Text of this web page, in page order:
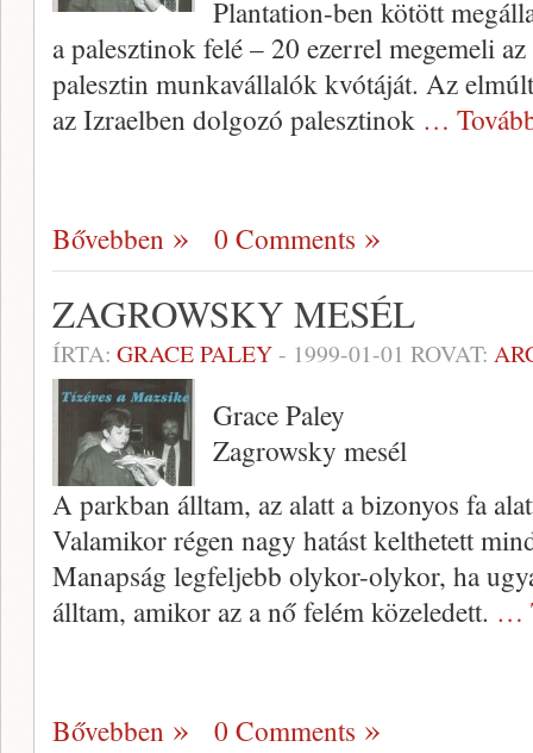
Plantation-ben kö­tött
a palesztinok felé – 20 ezerrel megemeli
palesztin munkavállalók kvótáját. Az
az Izraelben dolgozó palesztinok …
Bővebben 0 Comments
ZAGROWSKY MESÉL
ÍRTA: GRACE PALEY- 1999-01-01 ROVAT:
Grace Paley
Zagrowsky mesél
A parkban álltam, az alatt a bizonyos fa
Va­lamikor régen nagy hatást kelthetett
Manapság legfeljebb olykor-olykor, ha
álltam, amikor az a nő felém közeledett. …
Bővebben 0 Comments